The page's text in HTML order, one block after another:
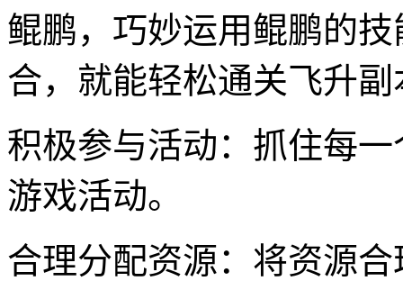
鲲鹏，巧妙运用鲲鹏的
合，就能轻松通关飞升
积极参与活动：抓住每
游戏活动。
合理分配资源：将资源